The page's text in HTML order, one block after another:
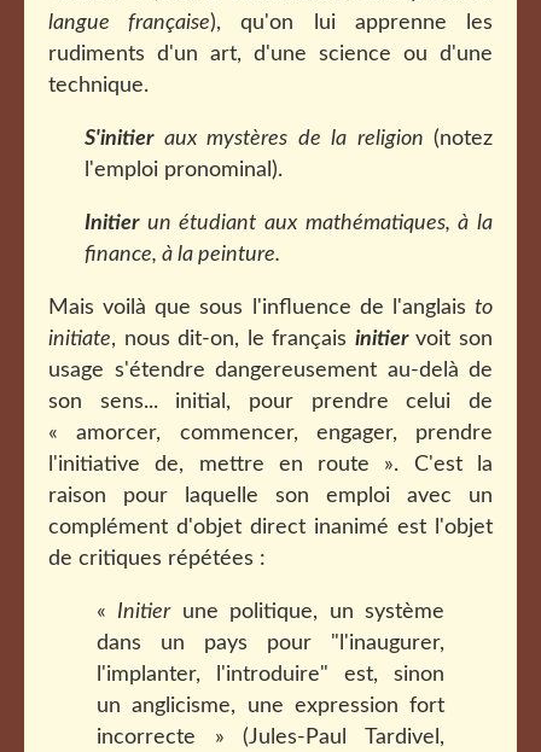
langue française), qu'on lui apprenne les
rudiments d'un art, d'une science ou d'une
technique.
S'initieraux mystères de la religion (notez
l'emploi pronominal).
Initier un étudiant aux mathématiques, à la
finance, à la peinture.
Mais voilà que sous l'influence de l'anglais to
initiate, nous dit-on, le français initiervoit son
usage s'étendre dangereusement au-delà de
son sens... initial, pour prendre celui de
« amorcer, commencer, engager, prendre
l'initiative de, mettre en route ». C'est la
raison pour laquelle son emploi avec un
complément d'objet direct inanimé est l'objet
de critiques répétées :
« Initierune politique, un système
dans un pays pour "l'inaugurer,
l'implanter, l'introduire" est, sinon
un anglicisme, une expression fort
incorrecte » (Jules-Paul Tardivel,